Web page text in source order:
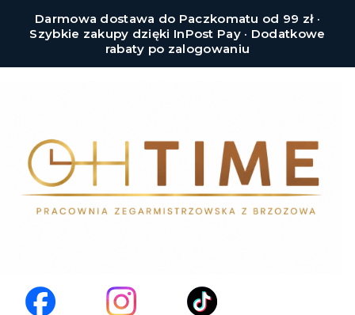
Darmowa dostawa do Paczkomatu od 99 zł ·
Szybkie zakupy dzięki InPost Pay · Dodatkowe
rabaty po zalogowaniu